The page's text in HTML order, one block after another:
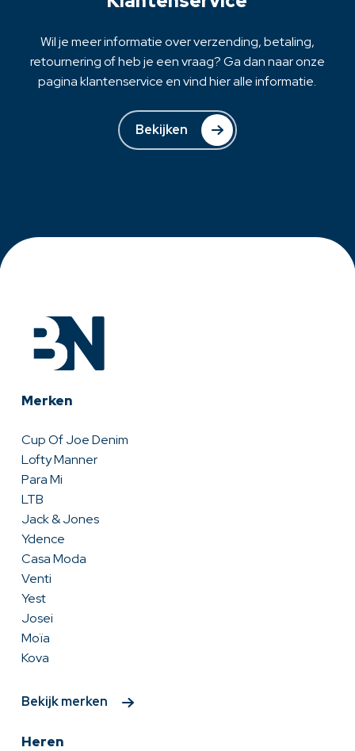
productpagina
Wil je meer informatie over verzending, betaling,
retournering of heb je een vraag? Ga dan naar onze
pagina klantenservice en vind hier alle informatie.
Bekijken
Merken
Cup Of Joe Denim
Lofty Manner
Para Mi
LTB
Jack & Jones
Ydence
Casa Moda
Venti
Yest
Josei
Moïa
Kova
Bekijk merken
Heren